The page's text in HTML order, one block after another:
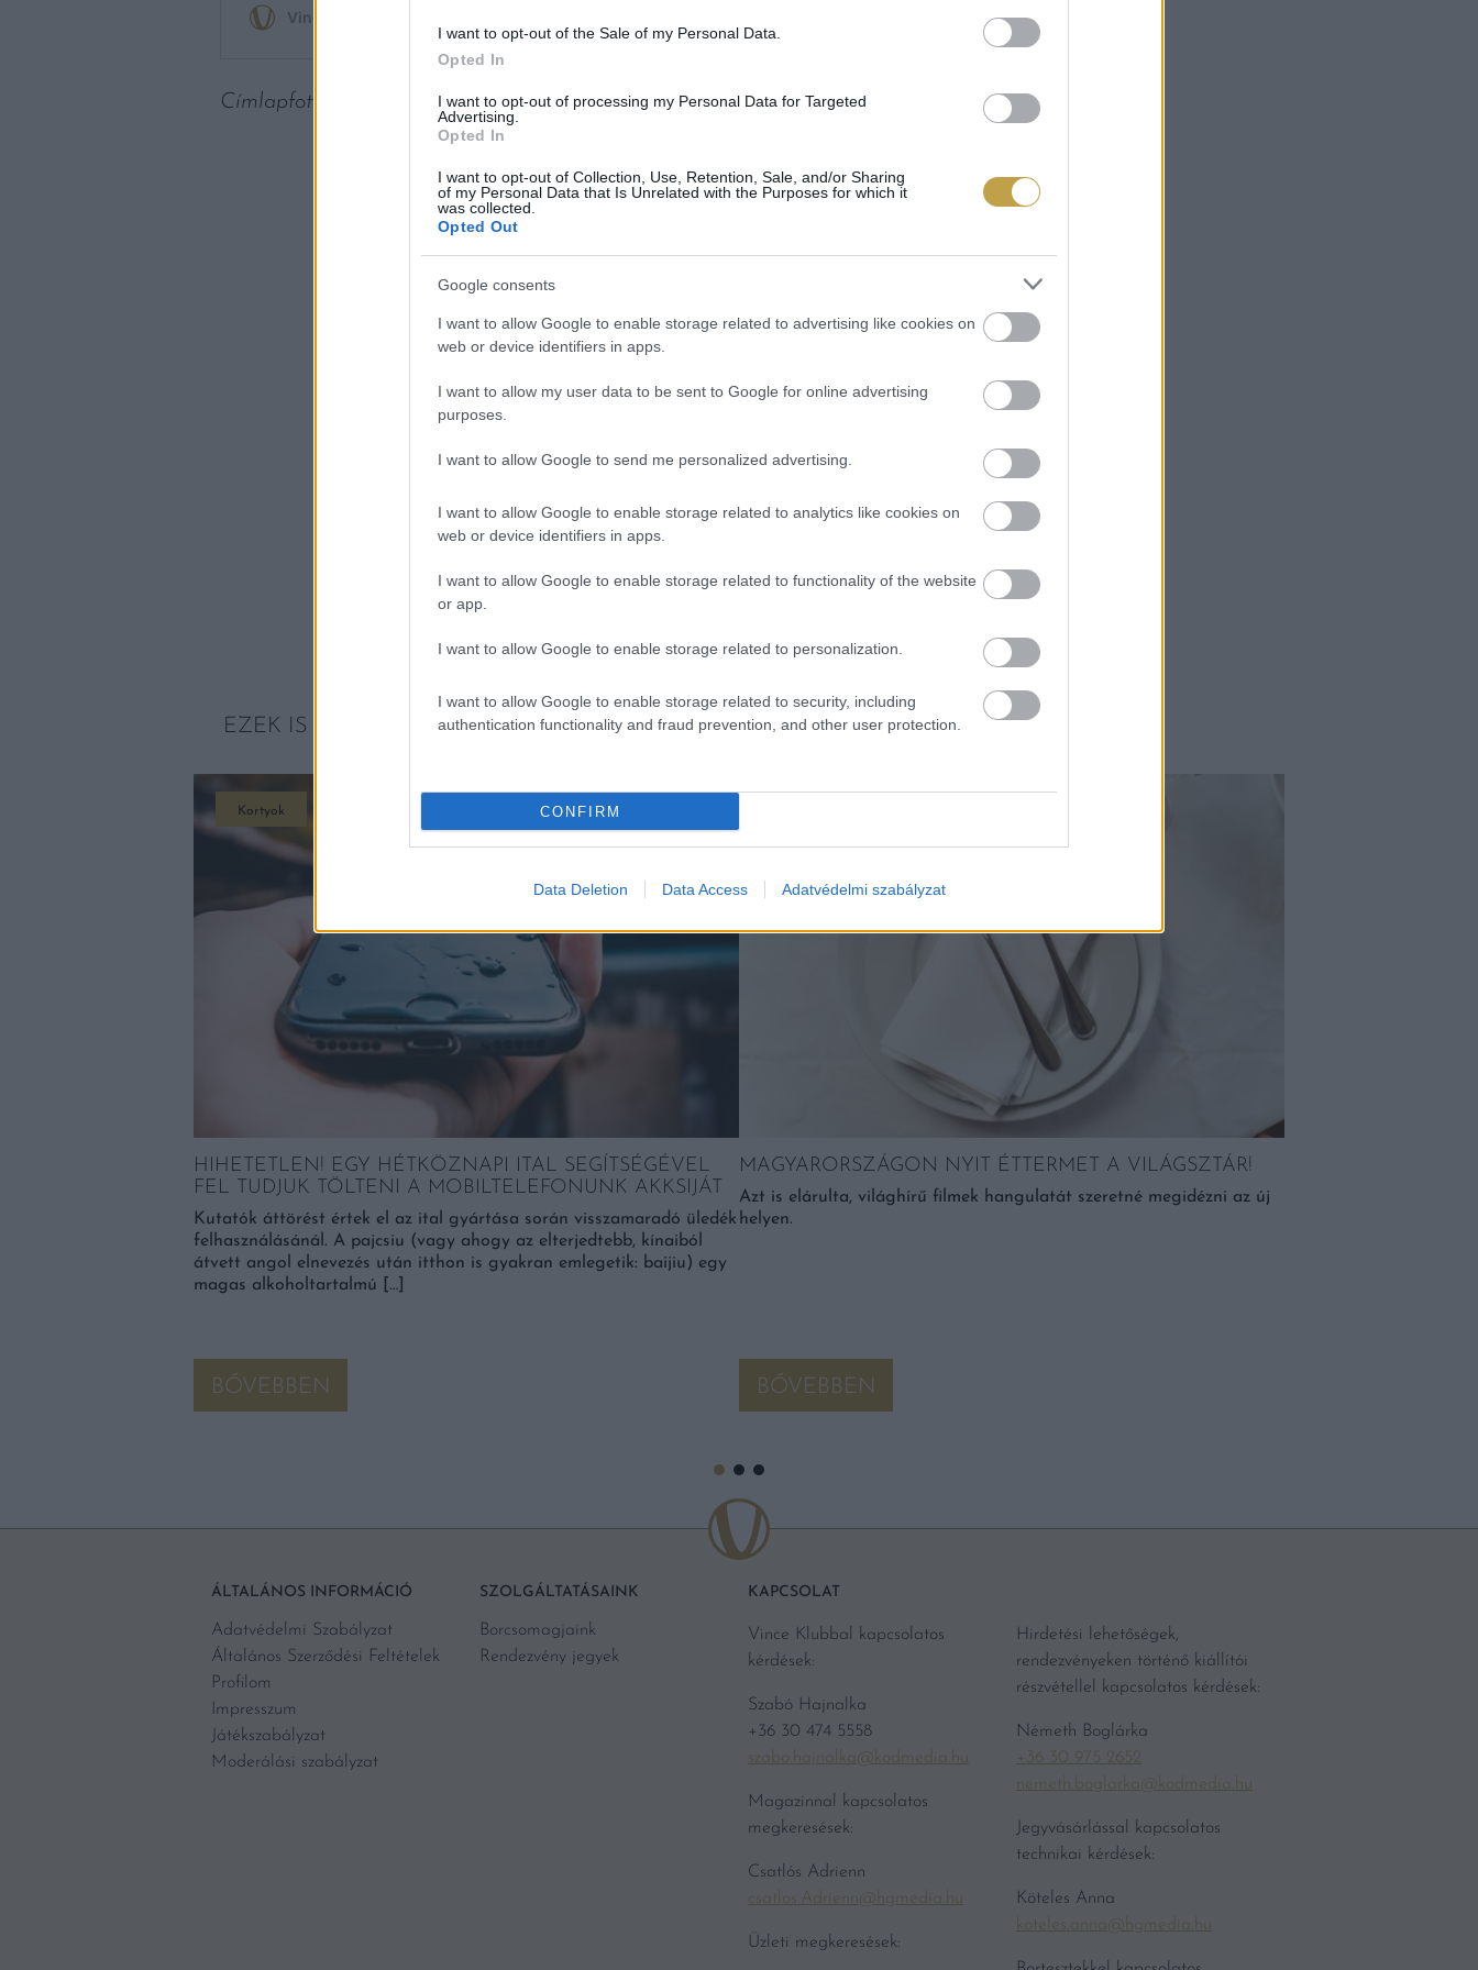
I want to opt-out of the Sale of my Personal Data.
Opted In
I want to opt-out of processing my Personal Data for Targeted
Advertising.
Opted In
I want to opt-out of Collection, Use, Retention, Sale, and/or Sharing
of my Personal Data that Is Unrelated with the Purposes for which it
was collected.
Opted Out
Google consents
I want to allow Google to enable storage related to advertising like cookies on
web or device identifiers in apps.
I want to allow my user data to be sent to Google for online advertising
purposes.
I want to allow Google to send me personalized advertising.
I want to allow Google to enable storage related to analytics like cookies on
web or device identifiers in apps.
I want to allow Google to enable storage related to functionality of the website
or app.
I want to allow Google to enable storage related to personalization.
I want to allow Google to enable storage related to security, including
authentication functionality and fraud prevention, and other user protection.
CONFIRM
Data Deletion Data Access Adatvédelmi szabályzat
Címlapfotó: / Unsplash
EZEK IS ÉRDEKELHETNEK
Kortyok
HIHETETLEN! EGY HÉTKÖZNAPI ITAL SEGÍTSÉGÉVEL
FEL TUDJUK TÖLTENI A MOBILTELEFONUNK AKKSIJÁT
Kutatók áttörést értek el az ital gyártása során visszamaradó üledék
felhasználásánál. A pajcsiu (vagy ahogy az elterjedtebb, kínaiból
átvett angol elnevezés után itthon is gyakran emlegetik: baijiu) egy
magas alkoholtartalmú […]
BŐVEBBEN
MAGYARORSZÁGON NYIT ÉTTERMET A VILÁGSZTÁR!
Azt is elárulta, világhírű filmek hangulatát szeretné megidézni az új
helyen.
BŐVEBBEN
ÁLTALÁNOS INFORMÁCIÓ
Adatvédelmi Szabályzat
Általános Szerződési Feltételek
Profilom
Impresszum
Játékszabályzat
Moderálási szabályzat
SZOLGÁLTATÁSAINK
Borcsomagjaink
Rendezvény jegyek
KAPCSOLAT
Vince Klubbal kapcsolatos
kérdések:
Szabó Hajnalka
+36 30 474 5558
szabo.hajnalka@kodmedia.hu
Magazinnal kapcsolatos
megkeresések:
Csatlós Adrienn
csatlos.Adrienn@hgmedia.hu
Üzleti megkeresések:
Hirdetési lehetőségek,
rendezvényeken történő kiállítói
részvétellel kapcsolatos kérdések:
Németh Boglárka
+36 30 975 2652
nemeth.boglarka@kodmedia.hu
Jegyvásárlással kapcsolatos
technikai kérdések:
Köteles Anna
koteles.anna@hgmedia.hu